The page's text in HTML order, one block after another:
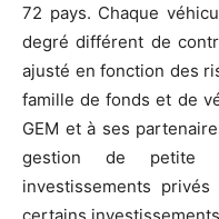
72 pays. Chaque
degré différent de
ajusté en fonction des
famille de fonds et de
GEM et à ses
gestion de petite
investissements
certains